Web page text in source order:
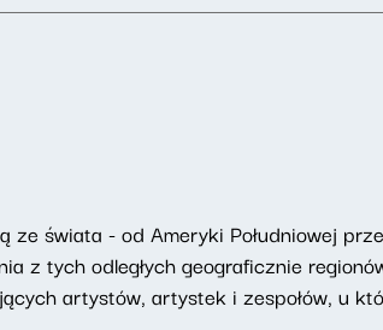
świata - od Ameryki Południowej
z tych odległych geograficznie
artystów, artystek i zespołów, u